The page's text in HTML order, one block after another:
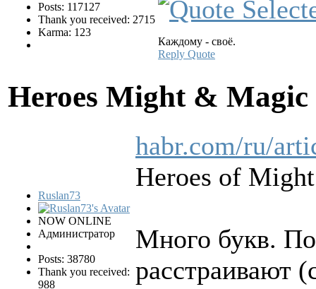
Posts: 117127
Thank you received: 2715
Karma: 123
Каждому - своё.
Reply Quote
Heroes Might &
Ruslan73
NOW ONLINE
Администратор
Posts: 38780
Thank you received:
988
habr.com/ru/
Heroes of
Много букв.
расстраивают